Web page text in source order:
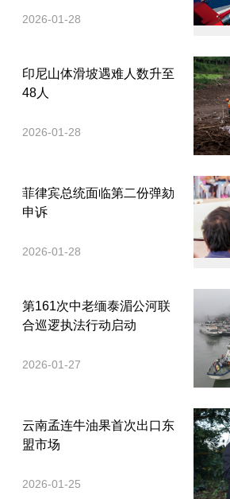
2026-01-28
印尼山体滑坡遇难人数升至
48人
2026-01-28
菲律宾总统面临第二份弹劾
申诉
2026-01-28
第161次中老缅泰湄公河联
合巡逻执法行动启动
2026-01-27
云南孟连牛油果首次出口东
盟市场
2026-01-25